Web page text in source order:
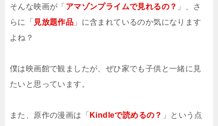
そんな映画が「 アマゾンプライムで見れるの？ 」、さ
らに「 見放題作品 」に含まれているのか気になります
よね？
僕は映画館で観ましたが、ぜひ家でも子供と一緒に見
たいと思っています。
また、原作の漫画は「 Kindleで読めるの？ 」という点